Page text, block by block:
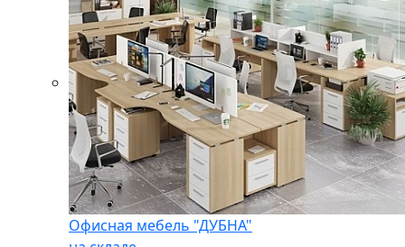
Офисная мебель "ДУБНА"